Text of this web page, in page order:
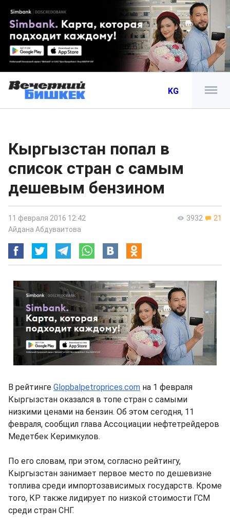
KG
Кыргызстан попал в
список стран с самым
дешевым бензином
3932 21
11 февраля 2016 12:42
Айдана Абдуваитова
В рейтинге Glopbalpetroprices.com на 1 февраля
Кыргызстан оказался в топе стран с самыми
низкими ценами на бензин. Об этом сегодня, 11
февраля, сообщил глава Ассоциации нефтетрейдеров
Медетбек Керимкулов.
По его словам, при этом, согласно рейтингу,
Кыргызстан занимает первое место по дешевизне
топлива среди импортозависимых государств. Кроме
того, КР также лидирует по низкой стоимости ГСМ
среди стран СНГ.